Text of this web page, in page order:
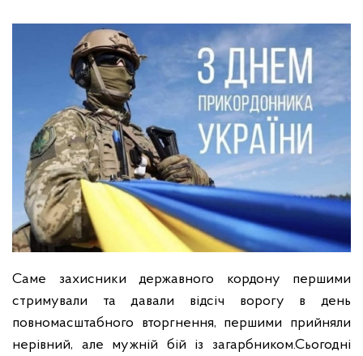
Саме захисники державного кордону першими
стримували та давали відсіч ворогу в день
повномасштабного вторгнення, першими прийняли
нерівний, але мужній бій із загарбником.Сьогодні